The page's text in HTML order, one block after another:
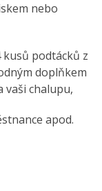
nebo
podtácků z
doplňkem
vaši chalupu,
apod.